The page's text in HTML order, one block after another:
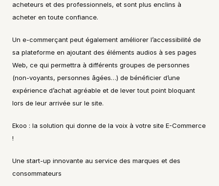
acheteurs et des professionnels, et sont plus enclins à
acheter en toute confiance.
Un e-commerçant peut également améliorer l’accessibilité de
sa plateforme en ajoutant des éléments audios à ses pages
Web, ce qui permettra à différents groupes de personnes
(non-voyants, personnes âgées…) de bénéficier d’une
expérience d’achat agréable et de lever tout point bloquant
lors de leur arrivée sur le site.
Ekoo : la solution qui donne de la voix à votre site E-Commerce
!
Une start-up innovante au service des marques et des
consommateurs